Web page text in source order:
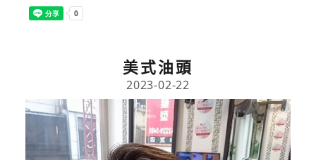
美式油頭
2023-02-22